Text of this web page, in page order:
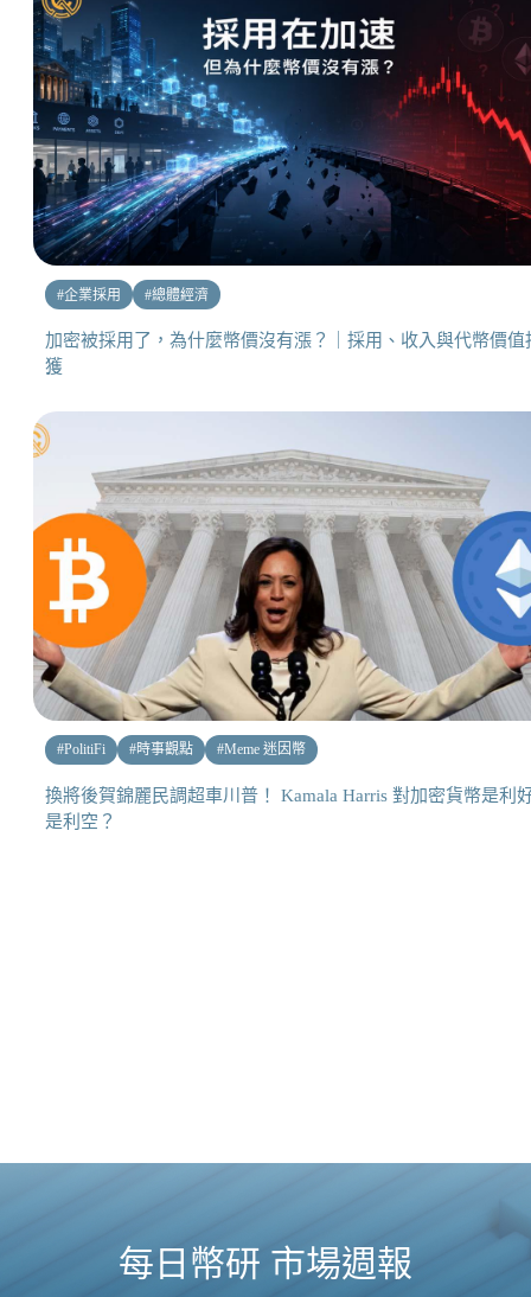
#企業採用 #總體經濟
加密被採用了，為什麼幣價沒有漲？｜採用、收入與代幣價值
獲
#PolitiFi #時事觀點 #Meme 迷因幣
換將後賀錦麗民調超車川普！ Kamala Harris 對加密貨幣是利
是利空？
每日幣研 市場週報